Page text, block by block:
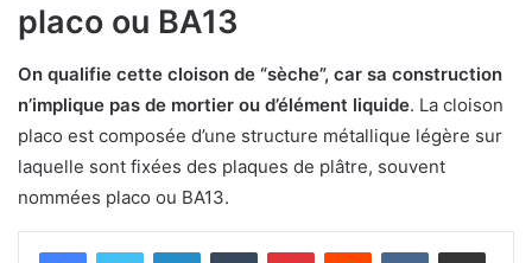
placo ou BA13
On qualifie cette cloison de “sèche”, car sa construction
n’implique pas de mortier ou d’élément liquide. La cloison
placo est composée d’une structure métallique légère sur
laquelle sont fixées des plaques de plâtre, souvent
nommées placo ou BA13.
LinkedinTumblr PinterestReddit VKontaktePartager par email